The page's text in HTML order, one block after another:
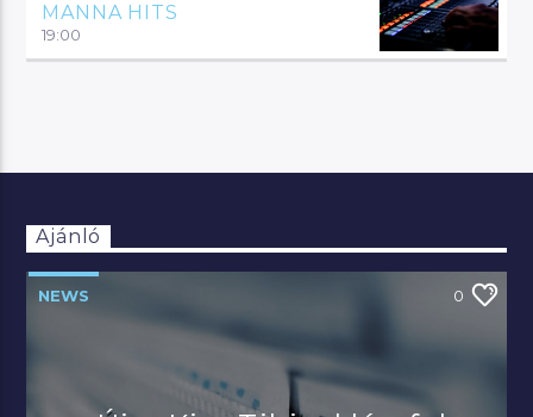
MANNA HITS
19:00
Ajánló
NEWS 0